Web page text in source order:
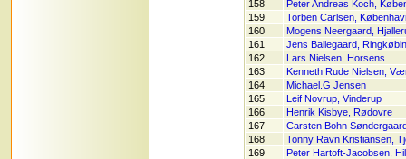
158
Peter Andreas Koch,
159
Torben Carlsen,
160
Mogens Neergaard,
161
Jens Ballegaard,
162
Lars Nielsen, Horsens
163
Kenneth Rude Nielsen,
164
Michael.G Jensen
165
Leif Novrup, Vinderup
166
Henrik Kisbye, Rødovre
167
Carsten Bohn
168
Tonny Ravn Kristiansen,
169
Peter Hartoft-Jacobsen,